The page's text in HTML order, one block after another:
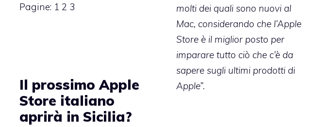
Pagine: 1 2 3
molti dei quali sono nuovi al
Mac, considerando che l’Apple
Store è il miglior posto per
imparare tutto ciò che c’è da
sapere sugli ultimi prodotti di
Apple”.
Il prossimo Apple
Store italiano
aprirà in Sicilia?